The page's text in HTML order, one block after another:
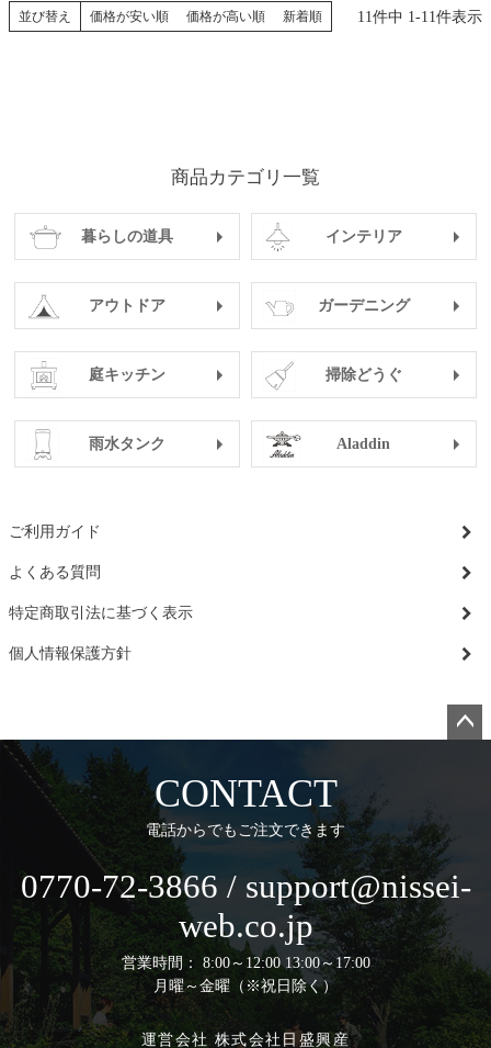
並び替え 価格が安い順 価格が高い順 新着順 11件中 1-11件表示
商品カテゴリ一覧
暮らしの道具 インテリア
アウトドア ガーデニング
庭キッチン 掃除どうぐ
雨水タンク Aladdin
ご利用ガイド
よくある質問
特定商取引法に基づく表示
個人情報保護方針
へ
CONTACT
電話からでもご注文できます
0770-72-3866 / support@nissei-
web.co.jp
営業時間： 8:00～12:00 13:00～17:00
月曜～金曜（※祝日除く）
運営会社 株式会社日盛興産